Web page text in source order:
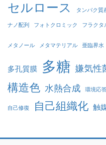
セルロース タンパク質
ナノ配列 フォトクロミック フラクタ
メタノール メタマテリアル 亜臨界水
多孔質膜 多糖 嫌気性
構造色 水熱合成 環境応
自己修復 自己組織化 触